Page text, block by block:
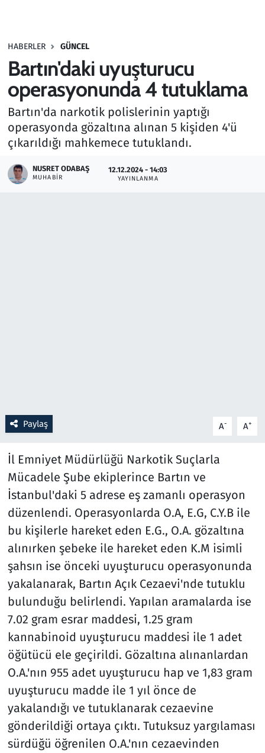
HABERLER GÜNCEL
Bartın'daki uyuşturucu
operasyonunda 4 tutuklama
Bartın'da narkotik polislerinin yaptığı
operasyonda gözaltına alınan 5 kişiden 4'ü
çıkarıldığı mahkemece tutuklandı.
NUSRET ODABAŞ
MUHABIR
12.12.2024 - 14:03
YAYINLANMA
Paylaş A- A+
İl Emniyet Müdürlüğü Narkotik Suçlarla
Mücadele Şube ekiplerince Bartın ve
İstanbul'daki 5 adrese eş zamanlı operasyon
düzenlendi. Operasyonlarda O.A, E.G, C.Y.B ile
bu kişilerle hareket eden E.G., O.A. gözaltına
alınırken şebeke ile hareket eden K.M isimli
şahsın ise önceki uyuşturucu operasyonunda
yakalanarak, Bartın Açık Cezaevi'nde tutuklu
bulunduğu belirlendi. Yapılan aramalarda ise
7.02 gram esrar maddesi, 1.25 gram
kannabinoid uyuşturucu maddesi ile 1 adet
öğütücü ele geçirildi. Gözaltına alınanlardan
O.A.'nın 955 adet uyuşturucu hap ve 1,83 gram
uyuşturucu madde ile 1 yıl önce de
yakalandığı ve tutuklanarak cezaevine
gönderildiği ortaya çıktı. Tutuksuz yargılaması
sürdüğü öğrenilen O.A.'nın cezaevinden
Haber
Kurumsal Haberler
Lezzet Durağı
Memur ve Kamu
Seçim 2023
Teknoloji ve Bilim